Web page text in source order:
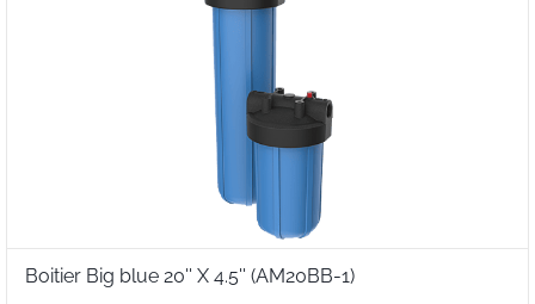
Boitier Big blue 20'' X 4.5'' (AM20BB-1)